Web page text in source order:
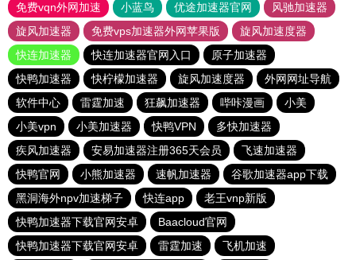
免费vqn外网加速
小蓝鸟 优途加速器官网
风驰加速器
旋风加速器
免费vps加速器外网苹果版
旋风加速度器
快连加速器
快连加速器官网入口
原子加速器
快鸭加速器
快柠檬加速器 旋风加速度器
外网网址导航
软件中心
雷霆加速 狂飙加速器 哔咔漫画
小美
小美vpn
小美加速器 快鸭VPN
多快加速器
疾风加速器
安易加速器注册365天会员
飞速加速器
快鸭官网
小熊加速器 速帆加速器
谷歌加速器app下载
黑洞海外npv加速梯子
快连app
老王vnp新版
快鸭加速器下载官网安卓
Baacloud官网
快鸭加速器下载官网安卓
雷霆加速 飞机加速